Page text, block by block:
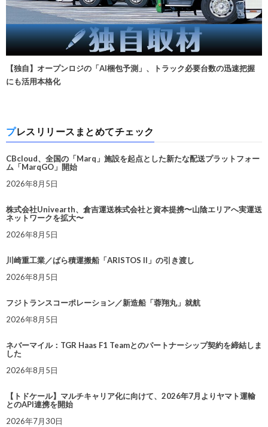
【独自】オープンロジの「AI梱包予測」、トラック必要台数の迅速把握
にも活用本格化
プレスリリースまとめてチェック
CBcloud、全国の「Marq」施設を起点とした新たな配送プラットフォー
ム「MarqGO」開始
2026年8月5日
株式会社Univearth、倉吉運送株式会社と資本提携〜山陰エリアへ実運送
ネットワークを拡大〜
2026年8月5日
川崎重工業／ばら積運搬船「ARISTOS II」の引き渡し
2026年8月5日
フジトランスコーポレーション／新造船「蓉翔丸」就航
2026年8月5日
ネバーマイル：TGR Haas F1 Teamとのパートナーシップ契約を締結しま
した
2026年8月5日
【トドケール】マルチキャリア化に向けて、2026年7月よりヤマト運輸
とのAPI連携を開始
2026年7月30日